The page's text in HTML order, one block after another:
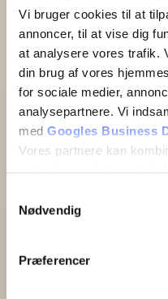
Vi bruger cookies til at
annoncer, til at vise dig
at analysere vores trafik.
din brug af vores
for sociale medier,
analysepartnere. Vi
med Googles Business
Vores partnere kan
Nødvendig
Præferencer